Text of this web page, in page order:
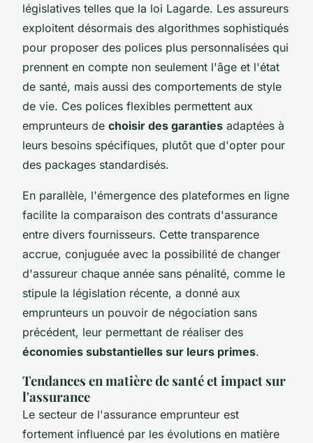
législatives telles que la loi Lagarde. Les assureurs
exploitent désormais des algorithmes sophistiqués
pour proposer des polices plus personnalisées qui
prennent en compte non seulement l'âge et l'état
de santé, mais aussi des comportements de style
de vie. Ces polices flexibles permettent aux
emprunteurs de choisir des garanties adaptées à
leurs besoins spécifiques, plutôt que d'opter pour
des packages standardisés.
En parallèle, l'émergence des plateformes en ligne
facilite la comparaison des contrats d'assurance
entre divers fournisseurs. Cette transparence
accrue, conjuguée avec la possibilité de changer
d'assureur chaque année sans pénalité, comme le
stipule la législation récente, a donné aux
emprunteurs un pouvoir de négociation sans
précédent, leur permettant de réaliser des
économies substantielles sur leurs primes.
Tendances en matière de santé et impact sur
l'assurance
Le secteur de l'assurance emprunteur est
fortement influencé par les évolutions en matière